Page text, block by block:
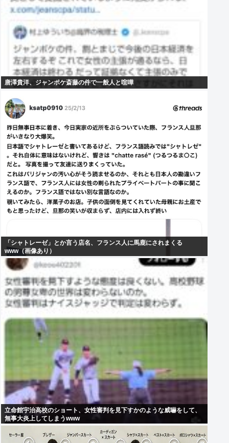
唐澤貴洋、ジャンポケ斎藤の件で一般人と喧嘩
「シャトレーゼ」とか言う店名、フランス人に馬鹿にされまくる
www（画像あり）
立命館宇治高校のショート、女性審判を見下すかのような威嚇をして、
無事大炎上してしまうwww